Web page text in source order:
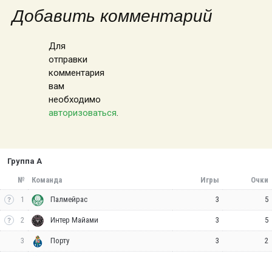
Добавить комментарий
Для
отправки
комментария
вам
необходимо
авторизоваться.
Группа A
№ Команда Игры Очки
1 Палмейрас 3 5
2 Интер Майами 3 5
3 Порту 3 2